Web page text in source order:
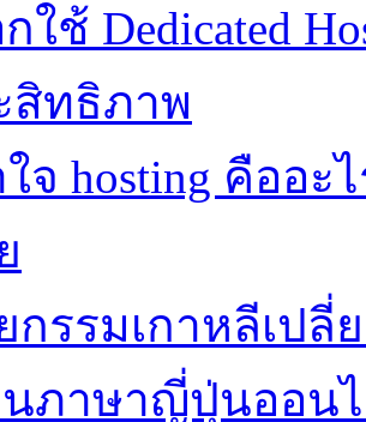
กใช้ Dedicated
สิทธิภาพ
ใจ hosting คืออ
กรรมเกาหลีเปลี่
นภาษาญี่ปุ่นออน